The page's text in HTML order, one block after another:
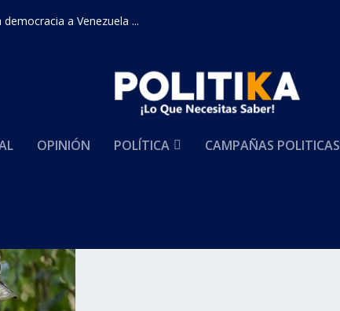
a Venezuela ...
OPINIÓN POLÍTICA CAMPAÑAS POLITICAS